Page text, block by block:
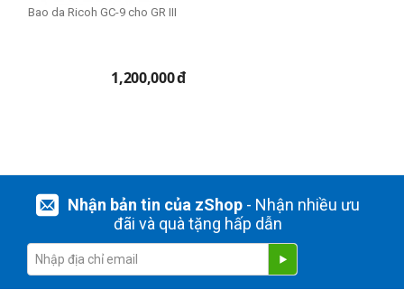
Bao da Ricoh GC-9 cho GR III
1,200,000đ
Nhận bản tin của zShop- Nhận nhiều ưu
đãi và quà tặng hấp dẫn